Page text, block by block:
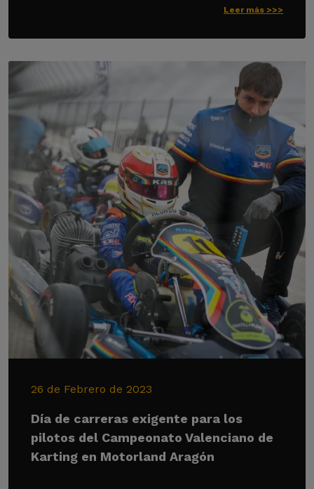
Leer más >>>
26 de Febrero de 2023
Día de carreras exigente para los
pilotos del Campeonato Valenciano de
Karting en Motorland Aragón